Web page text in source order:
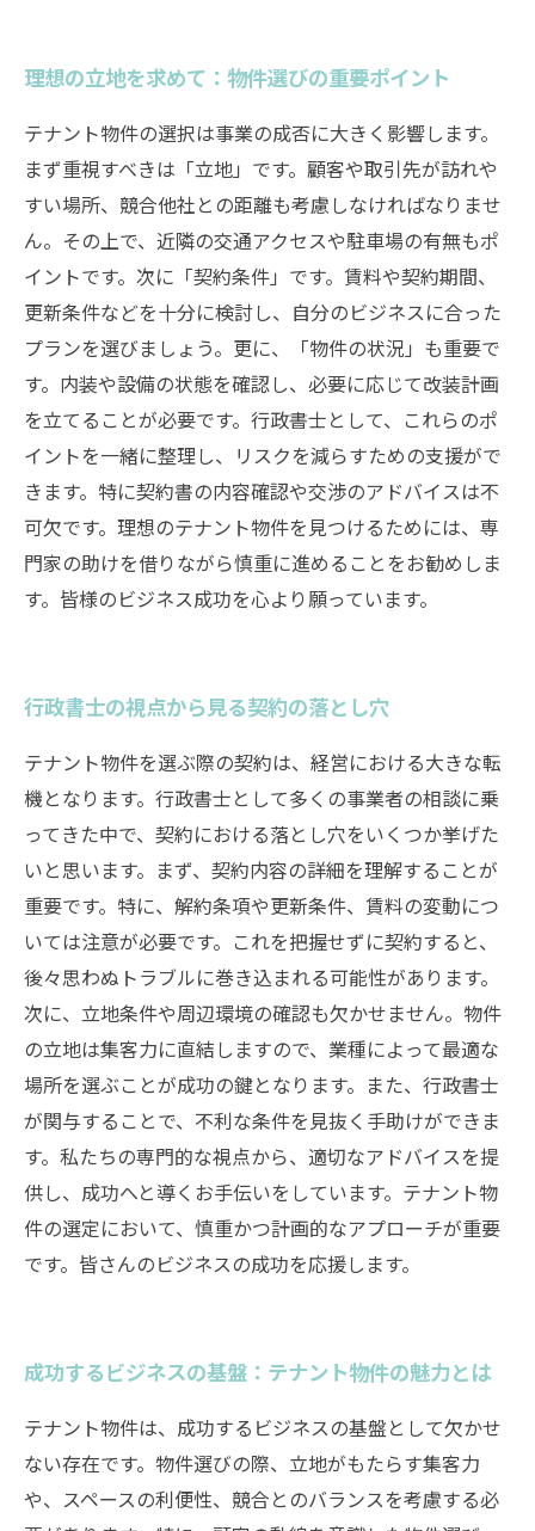
理想の立地を求めて：物件選びの重要ポイント
テナント物件の選択は事業の成否に大きく影響します。
まず重視すべきは「立地」です。顧客や取引先が訪れや
すい場所、競合他社との距離も考慮しなければなりませ
ん。その上で、近隣の交通アクセスや駐車場の有無もポ
イントです。次に「契約条件」です。賃料や契約期間、
更新条件などを十分に検討し、自分のビジネスに合った
プランを選びましょう。更に、「物件の状況」も重要で
す。内装や設備の状態を確認し、必要に応じて改装計画
を立てることが必要です。行政書士として、これらのポ
イントを一緒に整理し、リスクを減らすための支援がで
きます。特に契約書の内容確認や交渉のアドバイスは不
可欠です。理想のテナント物件を見つけるためには、専
門家の助けを借りながら慎重に進めることをお勧めしま
す。皆様のビジネス成功を心より願っています。
行政書士の視点から見る契約の落とし穴
テナント物件を選ぶ際の契約は、経営における大きな転
機となります。行政書士として多くの事業者の相談に乗
ってきた中で、契約における落とし穴をいくつか挙げた
いと思います。まず、契約内容の詳細を理解することが
重要です。特に、解約条項や更新条件、賃料の変動につ
いては注意が必要です。これを把握せずに契約すると、
後々思わぬトラブルに巻き込まれる可能性があります。
次に、立地条件や周辺環境の確認も欠かせません。物件
の立地は集客力に直結しますので、業種によって最適な
場所を選ぶことが成功の鍵となります。また、行政書士
が関与することで、不利な条件を見抜く手助けができま
す。私たちの専門的な視点から、適切なアドバイスを提
供し、成功へと導くお手伝いをしています。テナント物
件の選定において、慎重かつ計画的なアプローチが重要
です。皆さんのビジネスの成功を応援します。
成功するビジネスの基盤：テナント物件の魅力とは
テナント物件は、成功するビジネスの基盤として欠かせ
ない存在です。物件選びの際、立地がもたらす集客力
や、スペースの利便性、競合とのバランスを考慮する必